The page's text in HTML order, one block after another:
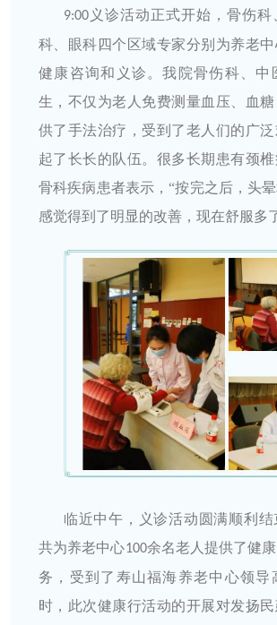
9:00 义诊活动正式开始，骨伤科
科、眼科四个区域专家分别为养老
健康咨询和义诊。我院骨伤科、中
生，不仅为老人免费测量血压、血
供了手法治疗，受到了老人们的广
起了长长的队伍。很多长期患有颈
骨科疾病患者表示，“按完之后，头
感觉得到了明显的改善，现在舒服多
临近中午，义诊活动圆满顺利
共为养老中心100余名老人提供了健
务，受到了寿山福海养老中心领导
时，此次健康行活动的开展对发扬